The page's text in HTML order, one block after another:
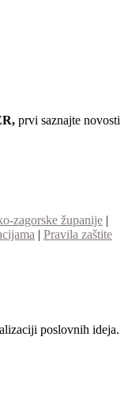
prvi saznajte novosti
zagorske županije |
| Pravila zaštite
poslovnih ideja.